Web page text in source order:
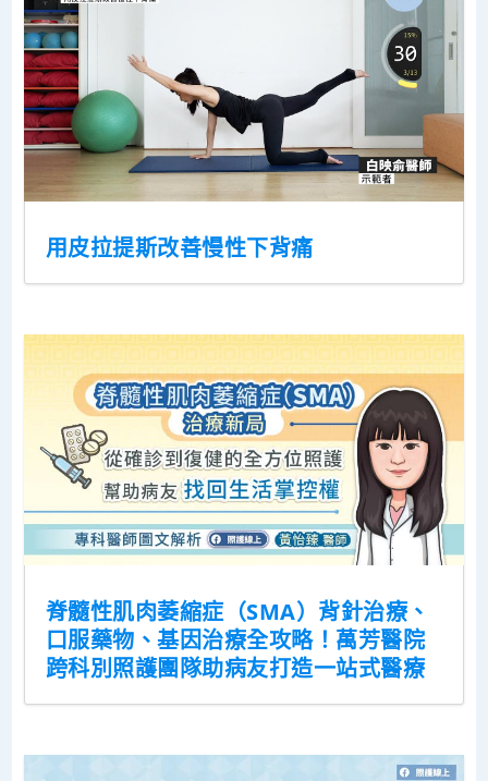
用皮拉提斯改善慢性下背痛
脊髓性肌肉萎縮症（SMA）背針治療、
口服藥物、基因治療全攻略！萬芳醫院
跨科別照護團隊助病友打造一站式醫療